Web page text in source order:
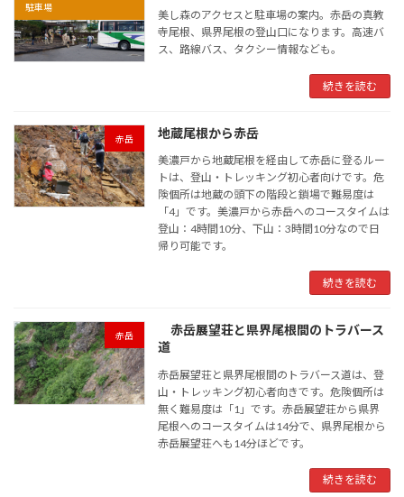
駐車場
美し森のアクセスと駐車場の案内。赤岳の真教
寺尾根、県界尾根の登山口になります。高速バ
ス、路線バス、タクシー情報なども。
続きを読む
赤岳 地蔵尾根から赤岳
美濃戸から地蔵尾根を経由して赤岳に登るルー
トは、登山・トレッキング初心者向けです。危
険個所は地蔵の頭下の階段と鎖場で難易度は
「4」です。美濃戸から赤岳へのコースタイムは
登山：4時間10分、下山：3時間10分なので日
帰り可能です。
続きを読む
赤岳
赤岳展望荘と県界尾根間のトラバース
道
赤岳展望荘と県界尾根間のトラバース道は、登
山・トレッキング初心者向きです。危険個所は
無く難易度は「1」です。赤岳展望荘から県界
尾根へのコースタイムは14分で、県界尾根から
赤岳展望荘へも14分ほどです。
続きを読む